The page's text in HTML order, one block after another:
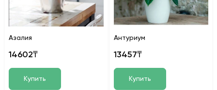
Азалия
14602₸
Купить
Антуриум
13457₸
Купить